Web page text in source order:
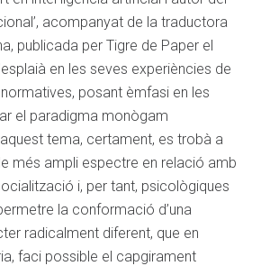
acompanyat de la traductora
publicada per Tigre de Paper el
en les seves experiències de
posant èmfasi en les
el paradigma monògam
tema, certament, es trobà a
més ampli espectre en relació amb
i, per tant, psicològiques
la conformació d’una
radicalment diferent, que en
faci possible el capgirament